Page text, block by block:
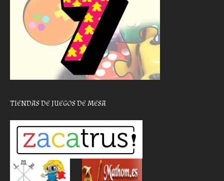
TIENDAS DE JUEGOS DE MESA